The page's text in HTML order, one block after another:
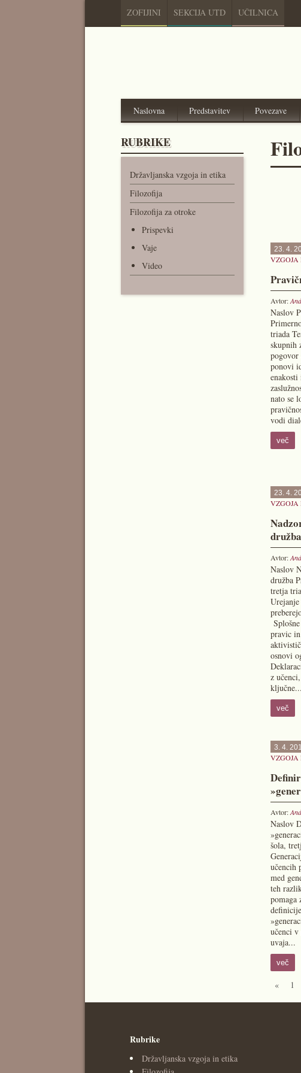
ZOFIJINI SEKCIJA UTD UČILNICA
Naslovna Predstavitev Povezave
RUBRIKE
Državljanska vzgoja in etika
Filozofija
Filozofija za otroke
Prispevki
Vaje
Video
23. 4.
Avtor:
Naslov
triada
skupnih
pogovor
ponovi
nato se
vodi
več
23. 4.
družba
Avtor:
Naslov
družba
tretja
pravic
osnovi
z
ključne...
več
3. 4.
Avtor:
Naslov
šola,
učencih
med
teh
pomaga
učenci
uvaja...
več
« 1
Rubrike
Državljanska vzgoja in etika